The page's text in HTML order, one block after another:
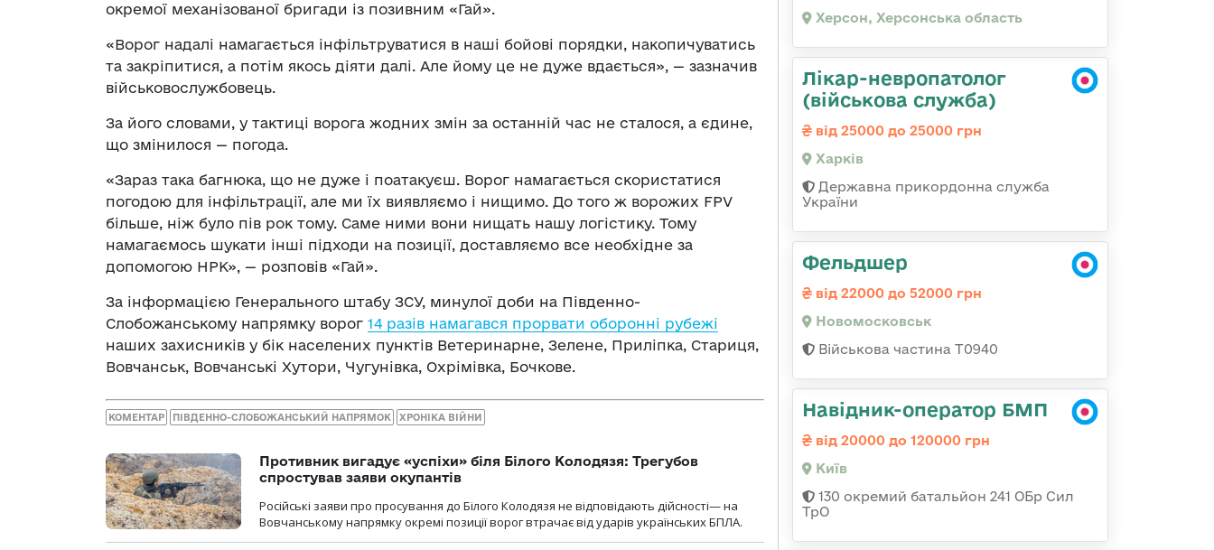
окремої механізованої бригади із позивним «Гай».
«Ворог надалі намагається інфільтруватися в наші бойові порядки, накопичуватись
та закріпитися, а потім якось діяти далі. Але йому це не дуже вдається», — зазначив
військовослужбовець.
За його словами, у тактиці ворога жодних змін за останній час не сталося, а єдине,
що змінилося — погода.
«Зараз така багнюка, що не дуже і поатакуєш. Ворог намагається скористатися
погодою для інфільтрації, але ми їх виявляємо і нищимо. До того ж ворожих FPV
більше, ніж було пів рок тому. Саме ними вони нищать нашу логістику. Тому
намагаємось шукати інші підходи на позиції, доставляємо все необхідне за
допомогою НРК», — розповів «Гай».
За інформацією Генерального штабу ЗСУ, минулої доби на Південно-
Слобожанському напрямку ворог 14 разів намагався прорвати оборонні рубежі
наших захисників у бік населених пунктів Ветеринарне, Зелене, Приліпка, Стариця,
Вовчанськ, Вовчанські Хутори, Чугунівка, Охрімівка, Бочкове.
КОМЕНТАР ПІВДЕННО-СЛОБОЖАНСЬКИЙ НАПРЯМОК ХРОНІКА ВІЙНИ
Противник вигадує «успіхи» біля Білого Колодязя: Трегубов
спростував заяви окупантів
Російські заяви про просування до Білого Колодязя не відповідають дійсності— на
Вовчанському напрямку окремі позиції ворог втрачає від ударів українських БПЛА.
Херсон, Херсонська область
Лікар-невропатолог
(військова служба)
від 25000 до 25000 грн
Харків
Державна прикордонна служба
України
Фельдшер
від 22000 до 52000 грн
Новомосковськ
Військова частина Т0940
Навідник-оператор БМП
від 20000 до 120000 грн
Київ
130 окремий батальйон 241 ОБр Сил
ТрО